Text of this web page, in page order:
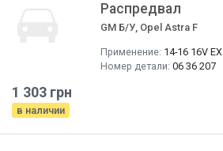
Распредвал
GM Б/У, Opel Astra F
Применение: 14-16 16V EX
Номер детали: 06 36 207
1 303 грн
в наличии